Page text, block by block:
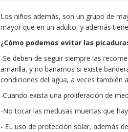
Los niños además, son un grupo de
mayor que en un adulto, y además
¿Cómo podemos evitar las
-Se deben de seguir siempre las
amarilla, y no bañarnos si existe
condiciones del agua, a veces también
-Cuando exista una proliferación de
-No tocar las medusas muertas que
- EL uso de protección solar, además